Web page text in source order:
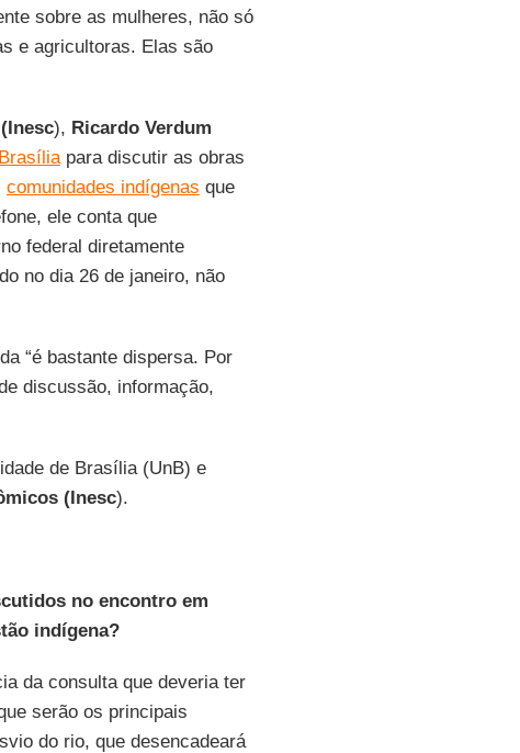
sobre as mulheres, não só
e agricultoras. Elas são
), Ricardo Verdum
para discutir as obras
comunidades indígenas que
ele conta que
federal diretamente
no dia 26 de janeiro, não
“é bastante dispersa. Por
discussão, informação,
de Brasília (UnB) e
(Inesc).
no encontro em
indígena?
da consulta que deveria ter
serão os principais
do rio, que desencadeará